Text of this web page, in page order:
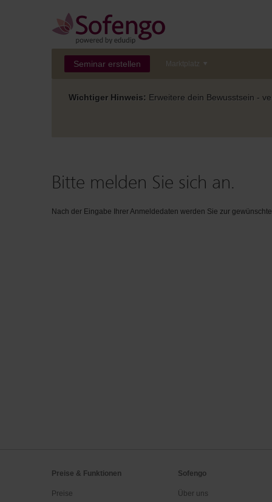
Seminar erstellen Marktplatz
Wichtiger Hinweis: Erweitere dein Bewusstsein -
Bitte melden Sie sich an.
Nach der Eingabe Ihrer Anmeldedaten werden Sie zur
Preise & Funktionen
Preise
Sofengo
Über uns